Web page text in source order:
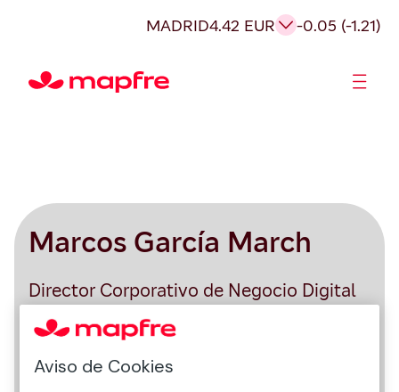
MADRID4.42 EUR -0.05 (-1.21)
Marcos García March
Director Corporativo de Negocio Digital
Aviso de Cookies